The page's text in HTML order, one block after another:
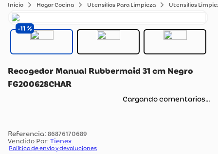
Hogar Cocina Utensilios Para Limpieza Utensilios
11
Recogedor Manual Rubbermaid 31 cm Negro
FG200628CHAR
Cargando comentarios…
: 86876170689
Vendido Por: Tienex
Política de envío y devoluciones